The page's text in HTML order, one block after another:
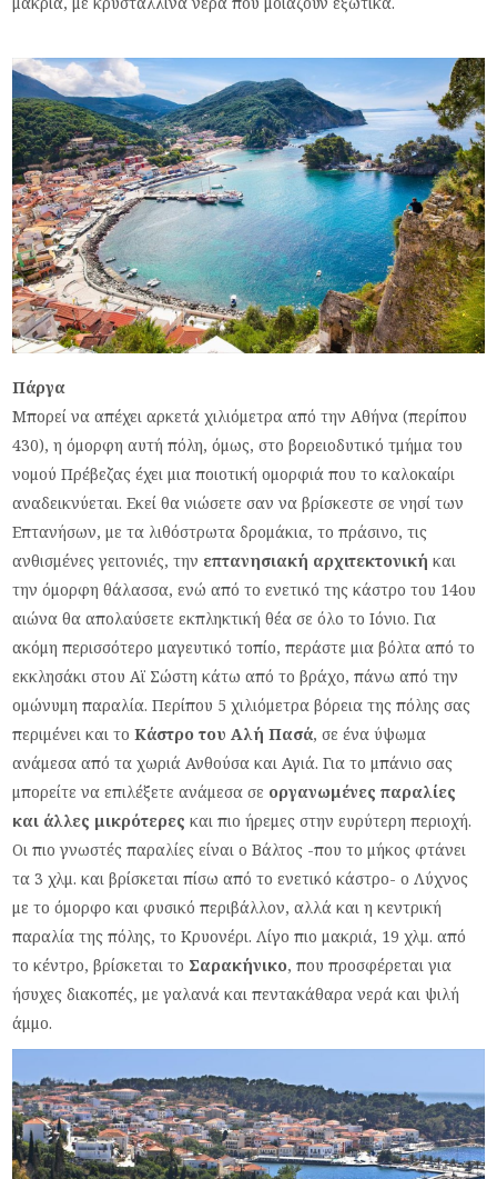
Πάργα
Μπορεί να απέχει αρκετά χιλιόμετρα από την Αθήνα (περίπου
430), η όμορφη αυτή πόλη, όμως, στο βορειοδυτικό τμήμα του
νομού Πρέβεζας έχει μια ποιοτική ομορφιά που το καλοκαίρι
αναδεικνύεται. Εκεί θα νιώσετε σαν να βρίσκεστε σε νησί των
Επτανήσων, με τα λιθόστρωτα δρομάκια, το πράσινο, τις
ανθισμένες γειτονιές, την επτανησιακή αρχιτεκτονική και
την όμορφη θάλασσα, ενώ από το ενετικό της κάστρο του 14ου
αιώνα θα απολαύσετε εκπληκτική θέα σε όλο το Ιόνιο. Για
ακόμη περισσότερο μαγευτικό τοπίο, περάστε μια βόλτα από το
εκκλησάκι στου Αϊ Σώστη κάτω από το βράχο, πάνω από την
ομώνυμη παραλία. Περίπου 5 χιλιόμετρα βόρεια της πόλης σας
περιμένει και τοΚάστρο του Αλή Πασά, σε ένα ύψωμα
ανάμεσα από τα χωριά Ανθούσα και Αγιά. Για το μπάνιο σας
μπορείτε να επιλέξετε ανάμεσα σε οργανωμένες παραλίες
και άλλες μικρότερες και πιο ήρεμες στην ευρύτερη περιοχή.
Οι πιο γνωστές παραλίες είναι ο Βάλτος -που το μήκος φτάνει
τα 3 χλμ. και βρίσκεται πίσω από το ενετικό κάστρο- ο Λύχνος
με το όμορφο και φυσικό περιβάλλον, αλλά και η κεντρική
παραλία της πόλης, το Κρυονέρι. Λίγο πιο μακριά, 19 χλμ. από
το κέντρο, βρίσκεται το Σαρακήνικο, που προσφέρεται για
ήσυχες διακοπές, με γαλανά και πεντακάθαρα νερά και ψιλή
άμμο.